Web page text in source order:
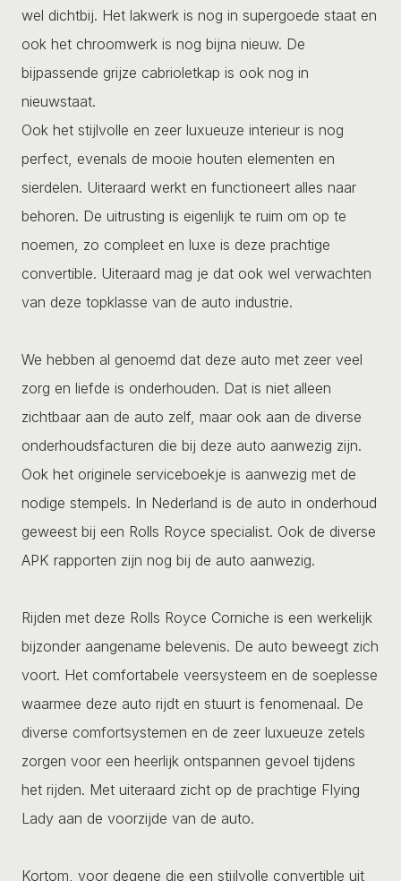
wel dichtbij. Het lakwerk is nog in supergoede staat en
ook het chroomwerk is nog bijna nieuw. De
bijpassende grijze cabrioletkap is ook nog in
nieuwstaat.
Ook het stijlvolle en zeer luxueuze interieur is nog
perfect, evenals de mooie houten elementen en
sierdelen. Uiteraard werkt en functioneert alles naar
behoren. De uitrusting is eigenlijk te ruim om op te
noemen, zo compleet en luxe is deze prachtige
convertible. Uiteraard mag je dat ook wel verwachten
van deze topklasse van de auto industrie.
We hebben al genoemd dat deze auto met zeer veel
zorg en liefde is onderhouden. Dat is niet alleen
zichtbaar aan de auto zelf, maar ook aan de diverse
onderhoudsfacturen die bij deze auto aanwezig zijn.
Ook het originele serviceboekje is aanwezig met de
nodige stempels. In Nederland is de auto in onderhoud
geweest bij een Rolls Royce specialist. Ook de diverse
APK rapporten zijn nog bij de auto aanwezig.
Rijden met deze Rolls Royce Corniche is een werkelijk
bijzonder aangename belevenis. De auto beweegt zich
voort. Het comfortabele veersysteem en de soeplesse
waarmee deze auto rijdt en stuurt is fenomenaal. De
diverse comfortsystemen en de zeer luxueuze zetels
zorgen voor een heerlijk ontspannen gevoel tijdens
het rijden. Met uiteraard zicht op de prachtige Flying
Lady aan de voorzijde van de auto.
Kortom, voor degene die een stijlvolle convertible uit